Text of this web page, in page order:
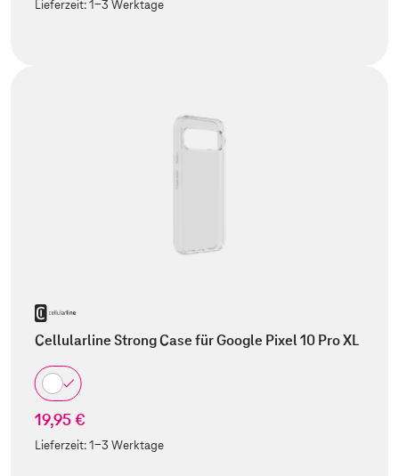
Lieferzeit:1-3 Werktage
Cellularline Strong Case für Google Pixel 10 Pro XL
19,95 €
Lieferzeit:1-3 Werktage